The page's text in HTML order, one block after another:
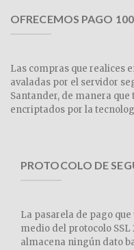
OFRECEMOS PAGO
Las compras que realices
avaladas por el servidor
Santander, de manera
encriptados por la
PROTOCOLO DE
La pasarela de pago
medio del protocolo SSL
almacena ningún dato